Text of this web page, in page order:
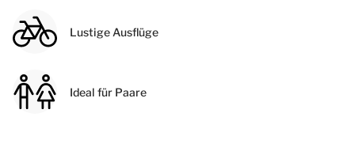
Lustige Ausflüge
Ideal für Paare